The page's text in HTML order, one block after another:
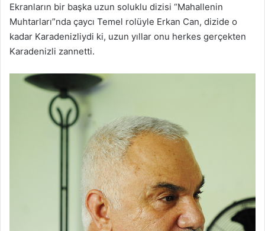
Ekranların bir başka uzun soluklu dizisi “Mahallenin
Muhtarları”nda çaycı Temel rolüyle Erkan Can, dizide o
kadar Karadenizliydi ki, uzun yıllar onu herkes gerçekten
Karadenizli zannetti.